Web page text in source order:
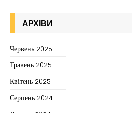
АРХІВИ
Червень 2025
Травень 2025
Квітень 2025
Серпень 2024